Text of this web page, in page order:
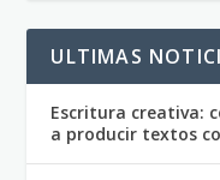
ULTIMAS
Escritura creativa:
a producir textos